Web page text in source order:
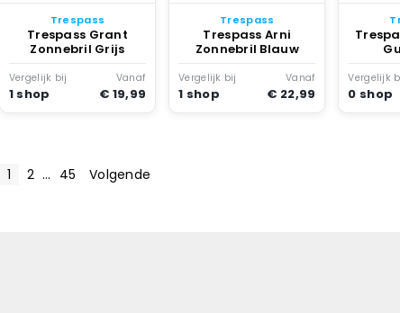
Trespass
Trespass Grant
Zonnebril Grijs
Vergelijk bij
1 shop
Vanaf
€ 19,99
Trespass
Trespass Arni
Zonnebril Blauw
Vergelijk bij
1 shop
Vanaf
€ 22,99
Vergelijk
0 shop
1 2 … 45 Volgende